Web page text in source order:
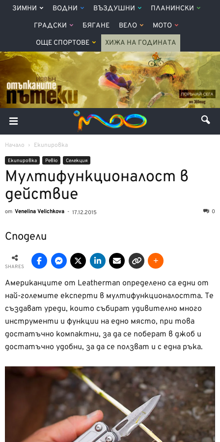
ЗИМНИ ВОДНИ ВЪЗДУШНИ ПЛАНИНСКИ
ГРАДСКИ БЯГАНЕ ВЕЛО МОТО
ОЩЕ СПОРТОВЕ ХИЖА НА ГОДИНАТА
Начало Екипировка
Екипировка Ревю Селекция
Мултифункционалост в
действие
от Venelina Velichkova - 17.12.2015 0
Сподели
SHARES
Американците от Leatherman определено са едни от
най-големите експерти в мултифункционалостта. Те
създават уреди, които събират удивително много
инструменти и функции на едно място, при това
достатъчно компактни, за да се поберат в джоб и
достатъчно удобни, за да се ползват и с една ръка.